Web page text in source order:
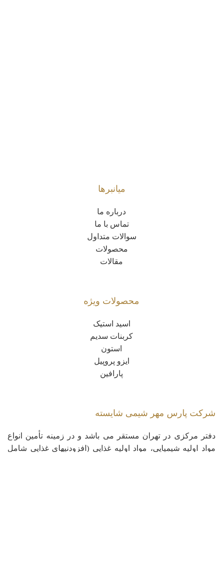
میانبرها
درباره ما
تماس با ما
سوالات متداول
محصولات
مقالات
محصولات ویژه
اسید استیک
کربنات سدیم
استون
ایزو پروپیل
پارافین
شرکت پارس مهر شیمی شایسته
دفتر مرکزی در تهران مستقر می باشد و در زمینه تأمین انواع
مواد اولیه شیمیایی، مواد اولیه غذایی (افزودنیهای غذایی شامل